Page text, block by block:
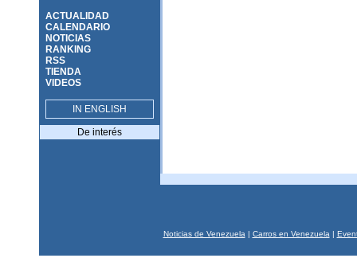
ACTUALIDAD
CALENDARIO
NOTICIAS
RANKING
RSS
TIENDA
VIDEOS
IN ENGLISH
De interés
Noticias de Venezuela | Carros en Venezuela |